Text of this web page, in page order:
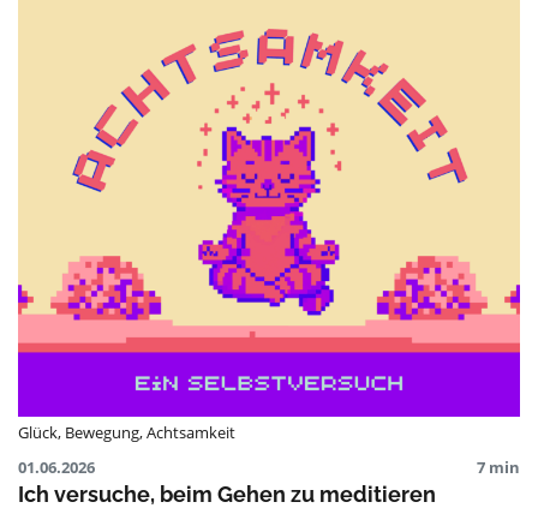
Glück, Bewegung,Achtsamkeit
01.06.2026
7 min
Ich versuche, beim Gehen zu meditieren